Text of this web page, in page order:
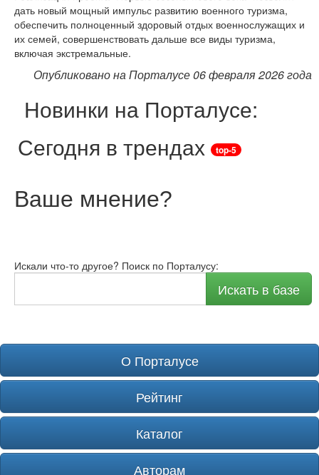
дать новый мощный импульс развитию военного туризма,
обеспечить полноценный здоровый отдых военнослужащих и
их семей, совершенствовать дальше все виды туризма,
включая экстремальные.
Опубликовано на Порталусе 06 февраля 2026 года
Новинки на Порталусе:
Сегодня в трендах
top-5
Ваше мнение?
Искали что-то другое? Поиск по Порталусу:
Искать в базе
О Порталусе
Рейтинг
Каталог
Авторам